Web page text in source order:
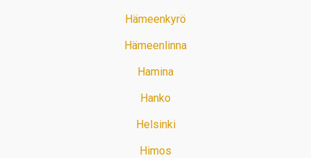
Hämeenkyrö
Hämeenlinna
Hamina
Hanko
Helsinki
Himos